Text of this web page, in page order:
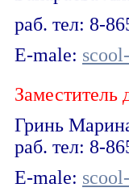
раб. тел: 8-
Е-male:
Заместитель
Гринь
раб. тел: 8-
Е-male: